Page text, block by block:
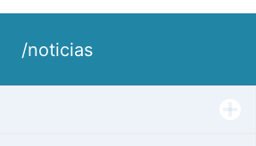
/noticias